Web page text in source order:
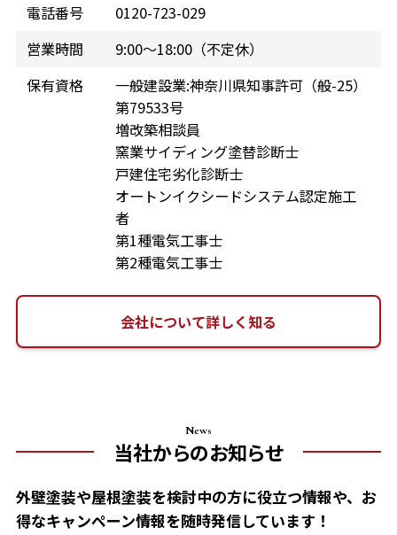
電話番号
0120-723-029
営業時間
9:00～18:00（不定休）
保有資格
一般建設業:神奈川県知事許可（般-25）
第79533号
増改築相談員
窯業サイディング塗替診断士
戸建住宅劣化診断士
オートンイクシードシステム認定施工
者
第1種電気工事士
第2種電気工事士
会社について詳しく知る
News
当社からのお知らせ
外壁塗装や屋根塗装を検討中の方に役立つ情報や、 お
得なキャンペーン情報を随時発信しています！